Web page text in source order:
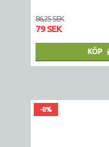
86,25 SEK
79 SEK
KÖP
-8%